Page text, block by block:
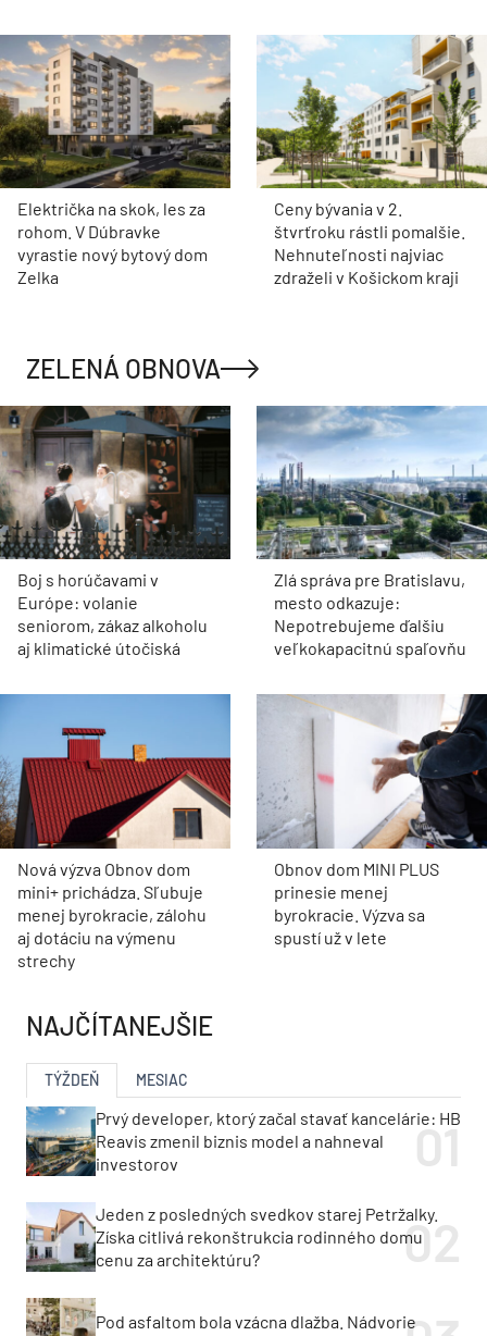
Električka na skok, les za
rohom. V Dúbravke
vyrastie nový bytový dom
Zelka
Ceny bývania v 2.
štvrťroku rástli pomalšie.
Nehnuteľnosti najviac
zdraželi v Košickom kraji
ZELENÁ OBNOVA
Boj s horúčavami v
Európe: volanie
seniorom, zákaz alkoholu
aj klimatické útočiská
Zlá správa pre Bratislavu,
mesto odkazuje:
Nepotrebujeme ďalšiu
veľkokapacitnú spaľovňu
Nová výzva Obnov dom
mini+ prichádza. Sľubuje
menej byrokracie, zálohu
aj dotáciu na výmenu
strechy
Obnov dom MINI PLUS
prinesie menej
byrokracie. Výzva sa
spustí už v lete
NAJČÍTANEJŠIE
TÝŽDEŇ MESIAC
Prvý developer, ktorý začal stavať kancelárie: HB
Reavis zmenil biznis model a nahneval
investorov
Jeden z posledných svedkov starej Petržalky.
Získa citlivá rekonštrukcia rodinného domu
cenu za architektúru?
Pod asfaltom bola vzácna dlažba. Nádvorie